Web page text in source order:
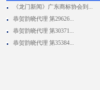
《龙门新闻》广东商标协会到...
恭贺韵晓代理 第29626...
恭贺韵晓代理 第30371...
恭贺韵晓代理 第35384...